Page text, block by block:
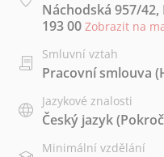
Náchodská 957/
193 00 Zobrazit na
Smluvní vztah
Pracovní smlouva
Jazykové znalosti
Český jazyk
Minimální vzdělání